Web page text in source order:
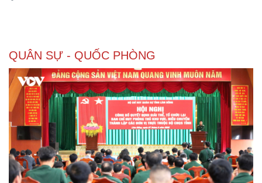
Khởi nghiệp
Tiêu dùng
Tỷ giá
Chứng khoán
Giá cà phê
QUÂN SỰ - QUỐC PHÒNG